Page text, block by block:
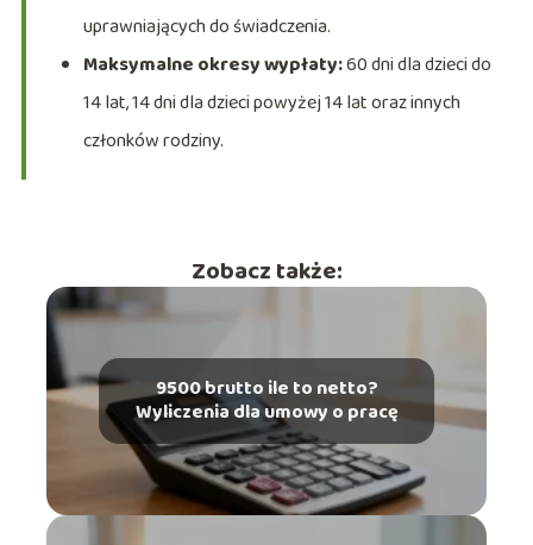
uprawniających do świadczenia.
Maksymalne okresy wypłaty:60 dni dla dzieci do
14 lat, 14 dni dla dzieci powyżej 14 lat oraz innych
członków rodziny.
Zobacz także:
9500 brutto ile to netto?
Wyliczenia dla umowy o pracę